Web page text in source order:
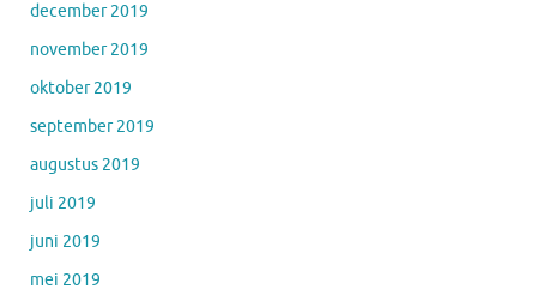
december 2019
november 2019
oktober 2019
september 2019
augustus 2019
juli 2019
juni 2019
mei 2019